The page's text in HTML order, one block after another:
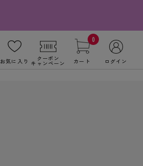
お気に入り クーポン
キャンペーン
0
カート ログイン